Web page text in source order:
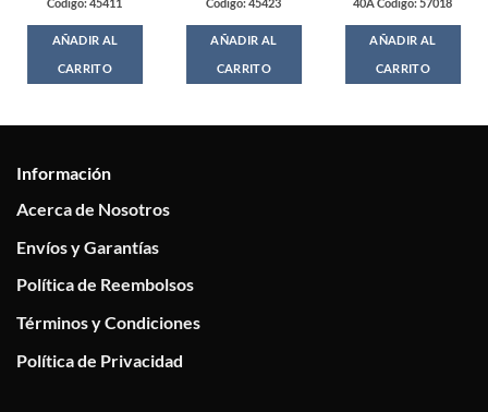
AÑADIR AL
CARRITO
AÑADIR AL
CARRITO
AÑADIR AL
CARRITO
Información
Acerca de Nosotros
Envíos y Garantías
Política de Reembolsos
Términos y Condiciones
Política de Privacidad